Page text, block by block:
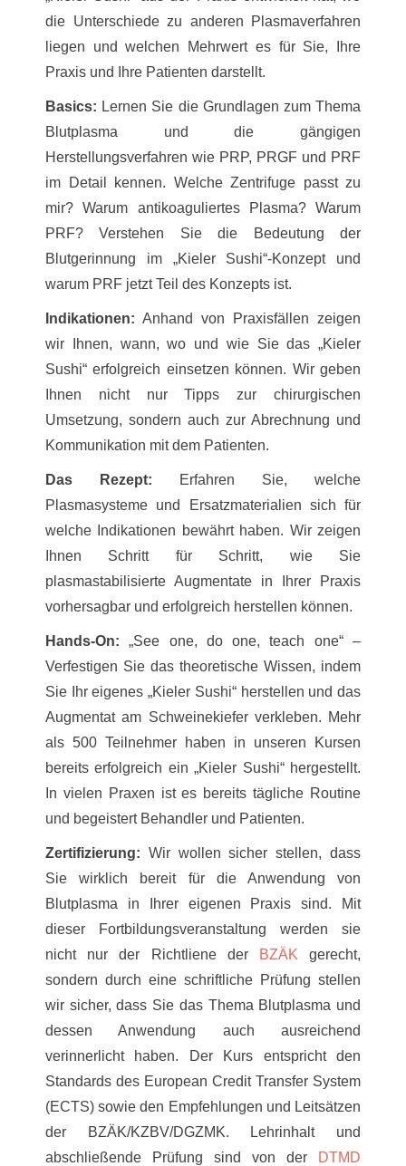
die Unterschiede zu anderen Plasmaverfahren
liegen und welchen Mehrwert es für Sie, Ihre
Praxis und Ihre Patienten darstellt.
Basics: Lernen Sie die Grundlagen zum Thema
Blutplasma und die gängigen
Herstellungsverfahren wie PRP, PRGF und PRF
im Detail kennen. Welche Zentrifuge passt zu
mir? Warum antikoaguliertes Plasma? Warum
PRF? Verstehen Sie die Bedeutung der
Blutgerinnung im „Kieler Sushi“-Konzept und
warum PRF jetzt Teil des Konzepts ist.
Indikationen: Anhand von Praxisfällen zeigen
wir Ihnen, wann, wo und wie Sie das „Kieler
Sushi“ erfolgreich einsetzen können. Wir geben
Ihnen nicht nur Tipps zur chirurgischen
Umsetzung, sondern auch zur Abrechnung und
Kommunikation mit dem Patienten.
Das Rezept: Erfahren Sie, welche
Plasmasysteme und Ersatzmaterialien sich für
welche Indikationen bewährt haben. Wir zeigen
Ihnen Schritt für Schritt, wie Sie
plasmastabilisierte Augmentate in Ihrer Praxis
vorhersagbar und erfolgreich herstellen können.
Hands-On: „See one, do one, teach one“ –
Verfestigen Sie das theoretische Wissen, indem
Sie Ihr eigenes „Kieler Sushi“ herstellen und das
Augmentat am Schweinekiefer verkleben. Mehr
als 500 Teilnehmer haben in unseren Kursen
bereits erfolgreich ein „Kieler Sushi“ hergestellt.
In vielen Praxen ist es bereits tägliche Routine
und begeistert Behandler und Patienten.
Zertifizierung: Wir wollen sicher stellen, dass
Sie wirklich bereit für die Anwendung von
Blutplasma in Ihrer eigenen Praxis sind. Mit
dieser Fortbildungsveranstaltung werden sie
nicht nur der Richtliene der
BZÄK gerecht,
sondern durch eine schriftliche Prüfung stellen
wir sicher, dass Sie das Thema Blutplasma und
dessen Anwendung auch ausreichend
verinnerlicht haben. Der Kurs entspricht den
Standards des European Credit Transfer System
(ECTS) sowie den Empfehlungen und Leitsätzen
der BZÄK/KZBV/DGZMK. Lehrinhalt und
abschließende Prüfung sind von der
DTMD